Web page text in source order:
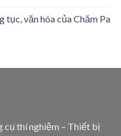
tục, văn hóa của Chăm Pa
cụ thí nghiệm – Thiết bị